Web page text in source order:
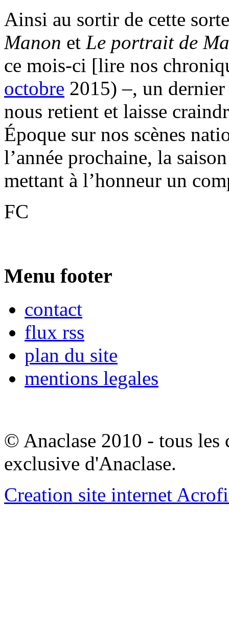
Ainsi au sortir de cette
Manon et Le portrait de
ce mois-ci [lire nos
octobre 2015) –, un
nous retient et laisse
Époque sur nos scènes
l’année prochaine, la
mettant à l’honneur un
FC
Menu footer
contact
flux rss
plan du site
mentions legales
© Anaclase 2010 - tous les
exclusive d'Anaclase.
Creation site internet